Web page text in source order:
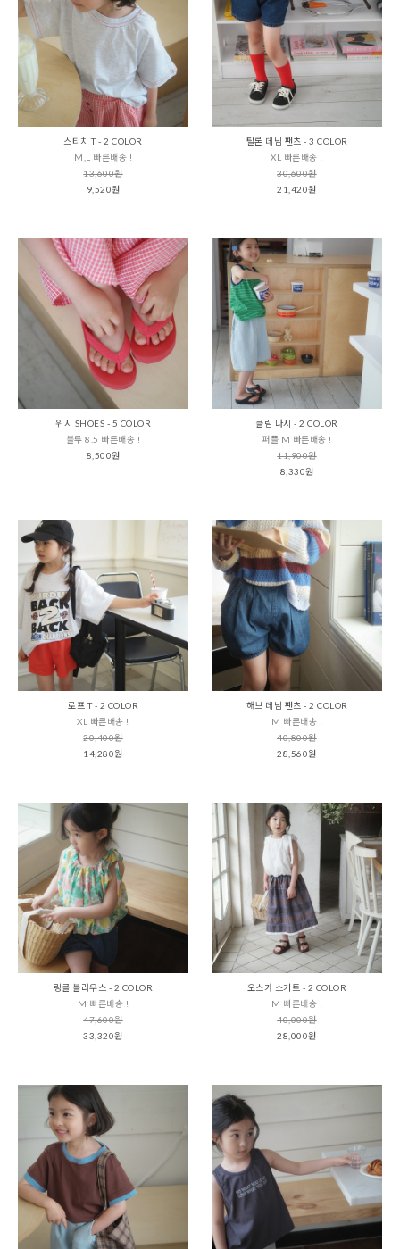
스티치 T - 2 COLOR
M,L 빠른배송 !
13,600원
9,520원
탈론 데님 팬츠 - 3 COLOR
XL 빠른배송 !
30,600원
21,420원
위시 SHOES - 5 COLOR
블루 8.5 빠른배송 !
8,500원
클림 나시 - 2 COLOR
퍼플 M 빠른배송 !
11,900원
8,330원
로프 T - 2 COLOR
XL 빠른배송 !
20,400원
14,280원
해브 데님 팬츠 - 2 COLOR
M 빠른배송 !
40,800원
28,560원
링클 블라우스 - 2 COLOR
M 빠른배송 !
47,600원
33,320원
오스카 스커트 - 2 COLOR
M 빠른배송 !
40,000원
28,000원